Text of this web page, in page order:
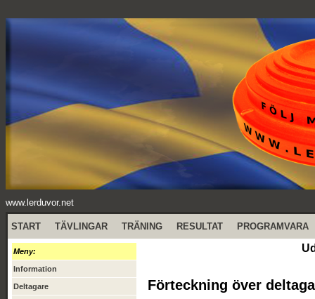
www.lerduvor.net
START TÄVLINGAR TRÄNING RESULTAT PROGRAMVARA
Meny:
Information
Deltagare Förteckning över